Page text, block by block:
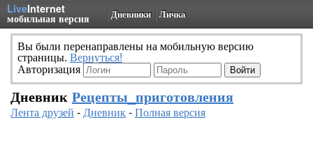
LiveInternet
мобильная версия Дневники Личка
Вы были перенаправлены на мобильную версию
страницы. Вернуться!
Авторизация
Дневник Рецепты_приготовления
Лента друзей -Дневник-Полная версия